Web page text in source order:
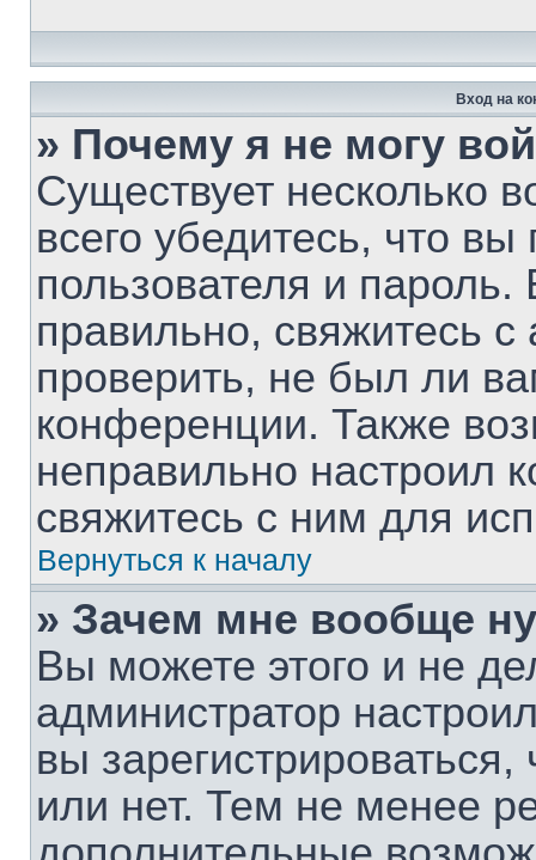
Вход на
» Почему я не могу
Существует несколько
всего убедитесь, что
пользователя и
правильно, свяжитесь
проверить, не был ли
конференции. Также
неправильно настроил
свяжитесь с ним для
Вернуться к началу
» Зачем мне вообще
Вы можете этого и не
администратор
вы
или нет. Тем не менее